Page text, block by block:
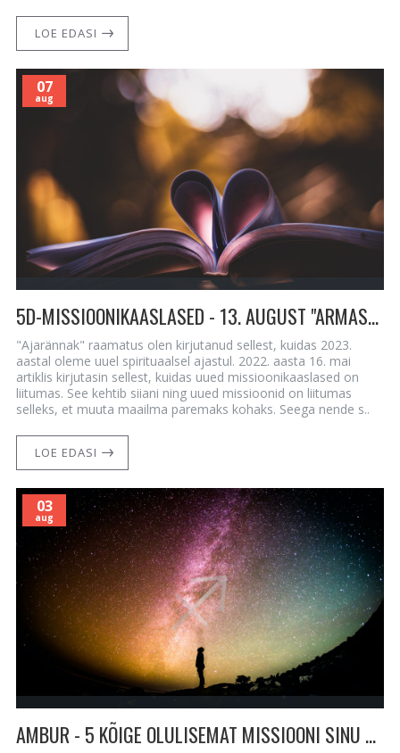
LOE EDASI
07
aug
5D-MISSIOONIKAASLASED - 13. AUGUST "ARMASTUSE AEG"
"Ajarännak" raamatus olen kirjutanud sellest, kuidas 2023.
aastal oleme uuel spirituaalsel ajastul. 2022. aasta 16. mai
artiklis kirjutasin sellest, kuidas uued missioonikaaslased on
liitumas. See kehtib siiani ning uued missioonid on liitumas
selleks, et muuta maailma paremaks kohaks. Seega nende s..
LOE EDASI
03
aug
AMBUR - 5 KÕIGE OLULISEMAT MISSIOONI SINU ELUS (5D MAAILM KÕIGILE MÕISTMISEKS)